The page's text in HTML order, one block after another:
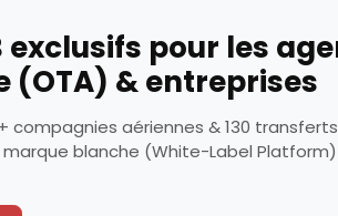
exclusifs pour les
(OTA) & entreprises
compagnies aériennes & 130
marque blanche (White-Label Platform)